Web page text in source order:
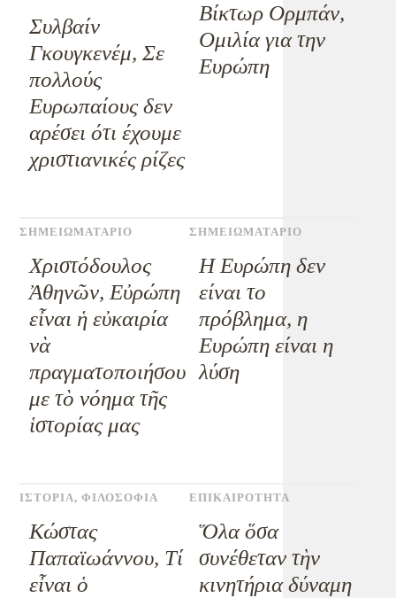
Συλβαίν
Γκουγκενέμ, Σε
πολλούς
Ευρωπαίους δεν
αρέσει ότι έχουμε
χριστιανικές ρίζες
Βίκτωρ Ορμπάν,
Ομιλία για την
Ευρώπη
ΣΗΜΕΙΩΜΑΤΑΡΙΟ
Χριστόδουλος
Ἀθηνῶν, Εὐρώπη
εἶναι ἡ εὐκαιρία
νὰ
πραγματοποιήσου
με τὸ νόημα τῆς
ἱστορίας μας
ΣΗΜΕΙΩΜΑΤΑΡΙΟ
Η Ευρώπη δεν
είναι το
πρόβλημα, η
Ευρώπη είναι η
λύση
ΙΣΤΟΡΙΑ,ΦΙΛΟΣΟΦΙΑ
Κώστας
Παπαϊωάννου, Τί
εἶναι ὁ
ΕΠΙΚΑΙΡΟΤΗΤΑ
Ὅλα ὅσα
συνέθεταν τὴν
κινητήρια δύναμη